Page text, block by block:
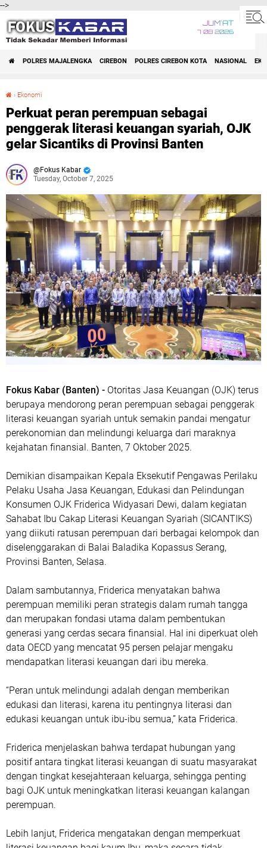
-->
JUM'AT
7 08 2026
POLRES MAJALENGKA CIREBON POLRES CIREBON KOTA NASIONAL
› Ekonomi
Perkuat peran perempuan sebagai
penggerak literasi keuangan syariah, OJK
gelar Sicantiks di Provinsi Banten
Fokus Kabar
Tuesday, October 7, 2025
Fokus Kabar (Banten) - Otoritas Jasa Keuangan (OJK) terus
berupaya mendorong peran perempuan sebagai penggerak
literasi keuangan syariah untuk semakin pandai mengatur
perekonomian dan melindungi keluarga dari maraknya
kejahatan finansial. Banten, 7 Oktober 2025.
Demikian disampaikan Kepala Eksekutif Pengawas Perilaku
Pelaku Usaha Jasa Keuangan, Edukasi dan Pelindungan
Konsumen OJK Friderica Widyasari Dewi, dalam kegiatan
Sahabat Ibu Cakap Literasi Keuangan Syariah (SICANTIKS)
yang diikuti ratusan perempuan dari berbagai kelompok dan
diselenggarakan di Balai Baladika Kopassus Serang,
Provinsi Banten, Selasa.
Dalam sambutannya, Friderica menyatakan bahwa
perempuan memiliki peran strategis dalam rumah tangga
dan merupakan fondasi utama dalam pembentukan
generasi yang cerdas secara finansial. Hal ini diperkuat oleh
data OECD yang mencatat 95 persen pelajar mengaku
mendapatkan literasi keuangan dari ibu mereka.
“Peran untuk melindungi adalah dengan memberikan
edukasi dan literasi, karena itu pentingnya literasi dan
edukasi keuangan untuk ibu-ibu semua,” kata Friderica.
Friderica menjelaskan bahwa terdapat hubungan yang
positif antara tingkat literasi keuangan di suatu masyarakat
dengan tingkat kesejahteraan keluarga, sehingga penting
bagi OJK untuk meningkatkan literasi keuangan kalangan
perempuan.
Lebih lanjut, Friderica mengatakan dengan memperkuat